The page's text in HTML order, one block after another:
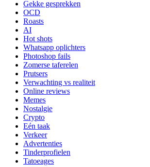
Gekke gesprekken
OCD
Roasts
AI
Hot shots
Whatsapp oplichters
Photoshop fails
Zomerse taferelen
Prutsers
Verwachting vs realiteit
Online reviews
Memes
Nostalgie
Crypto
Eén taak
Verkeer
Advertenties
Tinderprofielen
Tatoeages